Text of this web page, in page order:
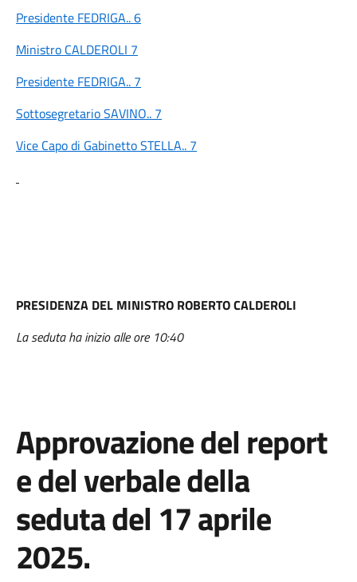
Presidente FEDRIGA.. 6
Ministro CALDEROLI 7
Presidente FEDRIGA.. 7
Sottosegretario SAVINO.. 7
Vice Capo di Gabinetto STELLA.. 7
PRESIDENZA DEL MINISTRO ROBERTO CALDEROLI
La seduta ha inizio alle ore 10:40
Approvazione del report
e del verbale della
seduta del 17 aprile
2025.